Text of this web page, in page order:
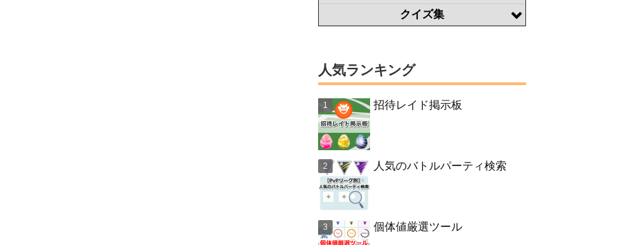
クイズ集
人気ランキング
招待レイド掲示板
人気のバトルパーティ検索
個体値厳選ツール